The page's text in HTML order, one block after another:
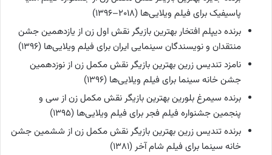
پاسیفیک برای فیلم ویلایی‌ها (۲۰۱۸–۱۳۹۶)
برنده دیپلم افتخار بهترین بازیگر نقش اول زن از یازدهمین جشن
منتقدان و نویسندگان سینمایی ایران برای فیلم ویلایی‌ها (۱۳۹۶)
نامزد تندیس زرین بهترین بازیگر نقش مکمل زن از نوزدهمین
جشن خانه سینما برای فیلم ویلایی‌ها (۱۳۹۶)
برنده سیمرغ بلورین بهترین بازیگر نقش مکمل زن از سی و
پنجمین جشنواره فیلم فجر برای فیلم ویلایی‌ها (۱۳۹۵)
برنده تندیس زرین بهترین بازیگر نقش مکمل زن از ششمین جشن
خانه سینما برای فیلم شام آخر (۱۳۸۱)